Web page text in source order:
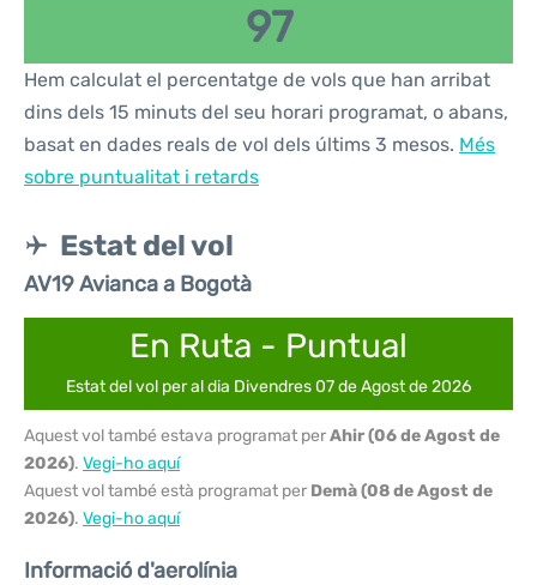
97
Hem calculat el percentatge de vols que han arribat
dins dels 15 minuts del seu horari programat, o abans,
basat en dades reals de vol dels últims 3 mesos. Més
sobre puntualitat i retards
Estat del vol
AV19 Avianca a Bogotà
En Ruta - Puntual
Estat del vol per al dia Divendres 07 de Agost de 2026
Aquest vol també estava programat perAhir (06 de Agost de
2026). Vegi-ho aquí
Aquest vol també està programat per Demà (08 de Agost de
2026). Vegi-ho aquí
Informació d'aerolínia